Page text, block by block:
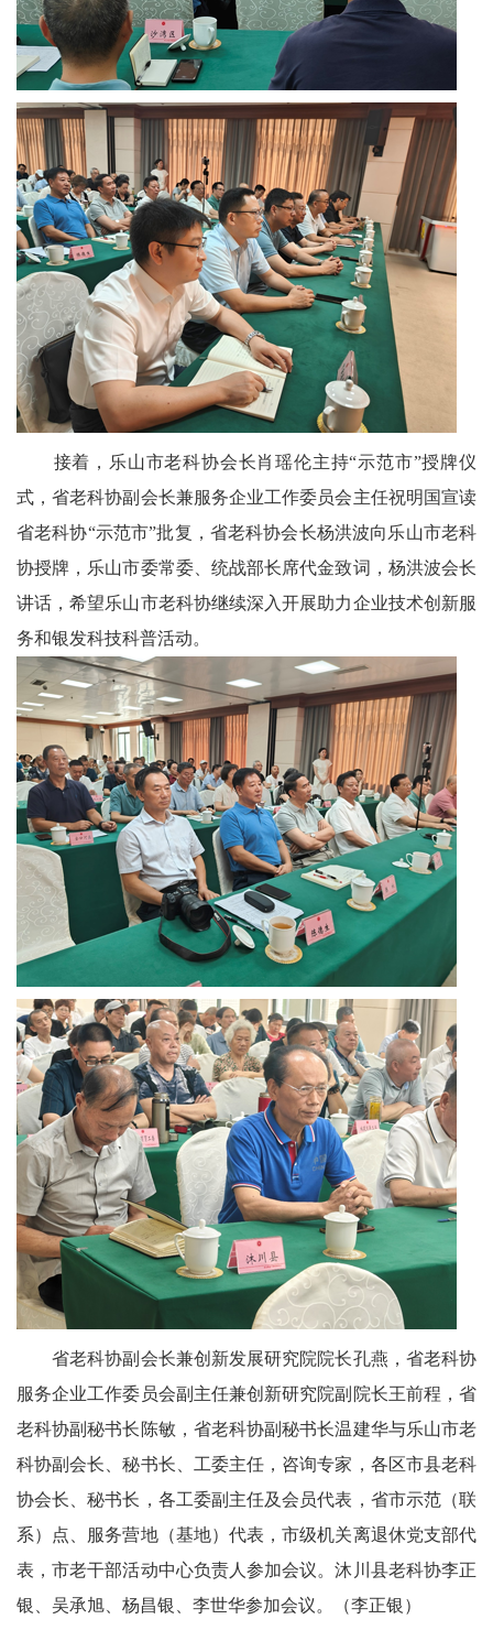
电
银
龄
信
息
旅
游
天
下
民
人
库
接着，乐山市老科协会长肖瑶伦主持“示范市”授牌仪
式，省老科协副会长兼服务企业工作委员会主任祝明国宣读
省老科协“示范市”批复，省老科协会长杨洪波向乐山市老科
协授牌，乐山市委常委、统战部长席代金致词，杨洪波会长
讲话，希望乐山市老科协继续深入开展助力企业技术创新服
务和银发科技科普活动。
省老科协副会长兼创新发展研究院院长孔燕，省老科协
服务企业工作委员会副主任兼创新研究院副院长王前程，省
老科协副秘书长陈敏，省老科协副秘书长温建华与乐山市老
科协副会长、秘书长、工委主任，咨询专家，各区市县老科
协会长、秘书长，各工委副主任及会员代表，省市示范（联
系）点、服务营地（基地）代表，市级机关离退休党支部代
表，市老干部活动中心负责人参加会议。沐川县老科协李正
银、吴承旭、杨昌银、李世华参加会议。（李正银）